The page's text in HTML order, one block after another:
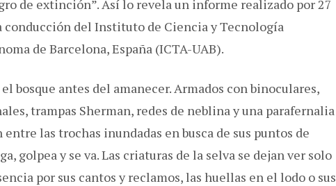
de extinción”. Así lo revela un informe realizado por 27
conducción del Instituto de Ciencia y Tecnología
de Barcelona, España (ICTA-UAB).
bosque antes del amanecer. Armados con binoculares,
trampas Sherman, redes de neblina y una parafernalia
las trochas inundadas en busca de sus puntos de
golpea y se va. Las criaturas de la selva se dejan ver solo
por sus cantos y reclamos, las huellas en el lodo o sus